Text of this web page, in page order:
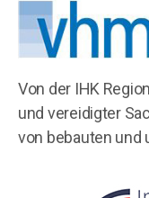
Von der IHK
und vereidigter
von bebauten und